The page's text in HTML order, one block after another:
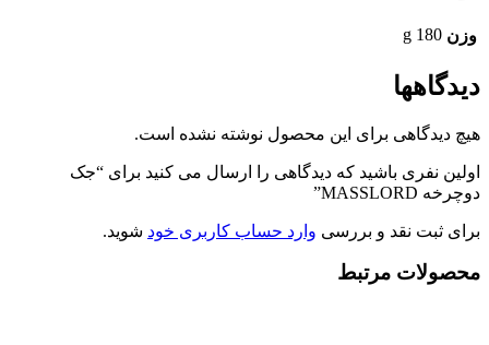
وزن 180 g
دیدگاهها
هیچ دیدگاهی برای این محصول نوشته نشده است.
اولین نفری باشید که دیدگاهی را ارسال می کنید برای “جک
دوچرخه MASSLORD”
برای ثبت نقد و بررسی وارد حساب کاربری خود شوید.
محصولات مرتبط